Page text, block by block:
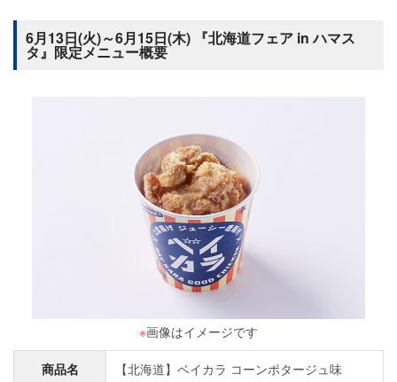
6月13日(火)～6月15日(木) 『北海道フェア in ハマス
タ』限定メニュー概要
※画像はイメージです
商品名 【北海道】ベイカラ コーンポタージュ味